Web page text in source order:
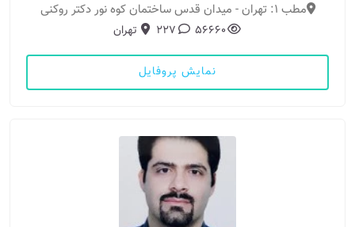
مطب 1: تهران - میدان قدس ساختمان کوه نور دکتر روکنی
56660
227 تهران
نمایش پروفایل